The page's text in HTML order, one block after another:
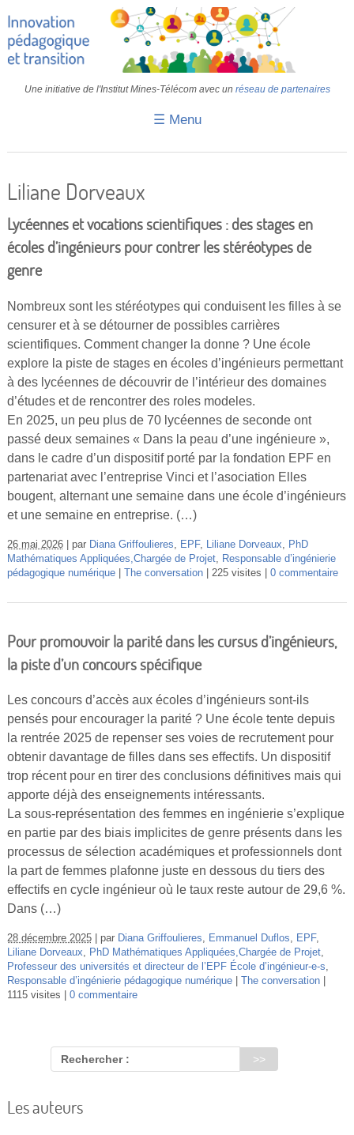
Une initiative de l'Institut Mines-Télécom avec un réseau de partenaires
☰ Menu
Transition
IMT
Colloques
Vidéos
S’inscrire
Se connecter
Liliane Dorveaux
Lycéennes et vocations scientifiques : des stages en
écoles d’ingénieurs pour contrer les stéréotypes de
genre
Nombreux sont les stéréotypes qui conduisent les filles à se
censurer et à se détourner de possibles carrières
scientifiques. Comment changer la donne ? Une école
explore la piste de stages en écoles d’ingénieurs permettant
à des lycéennes de découvrir de l’intérieur des domaines
d’études et de rencontrer des roles modeles.
En 2025, un peu plus de 70 lycéennes de seconde ont
passé deux semaines « Dans la peau d’une ingénieure »,
dans le cadre d’un dispositif porté par la fondation EPF en
partenariat avec l’entreprise Vinci et l’asociation Elles
bougent, alternant une semaine dans une école d’ingénieurs
et une semaine en entreprise. (…)
26 mai 2026 par Diana Griffoulieres EPF, Liliane Dorveaux
PhD
Mathématiques Appliquées,Chargée de Projet,
Responsable d’ingénierie
pédagogique numérique
The conversation 225 visites 0 commentaire
Pour promouvoir la parité dans les cursus d’ingénieurs,
la piste d’un concours spécifique
Les concours d’accès aux écoles d’ingénieurs sont-ils
pensés pour encourager la parité ? Une école tente depuis
la rentrée 2025 de repenser ses voies de recrutement pour
obtenir davantage de filles dans ses effectifs. Un dispositif
trop récent pour en tirer des conclusions définitives mais qui
apporte déjà des enseignements intéressants.
La sous-représentation des femmes en ingénierie s’explique
en partie par des biais implicites de genre présents dans les
processus de sélection académiques et professionnels dont
la part de femmes plafonne juste en dessous du tiers des
effectifs en cycle ingénieur où le taux reste autour de 29,6 %.
Dans (…)
28 décembre 2025 par Diana Griffoulieres, Emmanuel Duflos, EPF,
Liliane Dorveaux, PhD Mathématiques Appliquées,Chargée de Projet,
Professeur des universités et directeur de l’EPF École d’ingénieur-e-s,
Responsable d’ingénierie pédagogique numérique
The conversation
1115 visites
0 commentaire
Rechercher :
Les auteurs